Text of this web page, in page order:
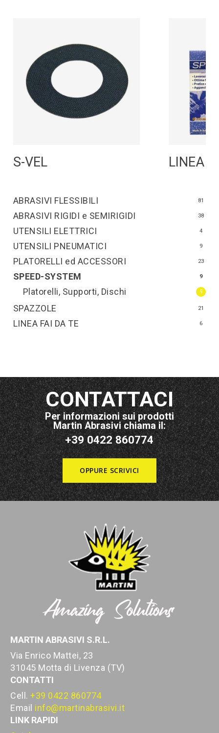
S-VEL LINEA
ABRASIVI FLESSIBILI 81
ABRASIVI RIGIDI e SEMIRIGIDI 38
LINEA FAI DA TE 6
PLATORELLI ed ACCESSORI 23
SPAZZOLE 21
SPEED-SYSTEM 9
Platorelli, Supporti, Dischi 9
UTENSILI ELETTRICI 4
UTENSILI PNEUMATICI 9
CONTATTACI
Per informazioni sui prodotti
Martin Abrasivi chiama il:
+39 0422 860774
OPPURE SCRIVICI
MARTIN ABRASIVI S.R.L.
Via Enrico Mattei, 23
31045 Motta di Livenza (TV)
CONTATTI
Cell.+39 0422 860774
Email info@martinabrasivi.it
LINK RAPIDI